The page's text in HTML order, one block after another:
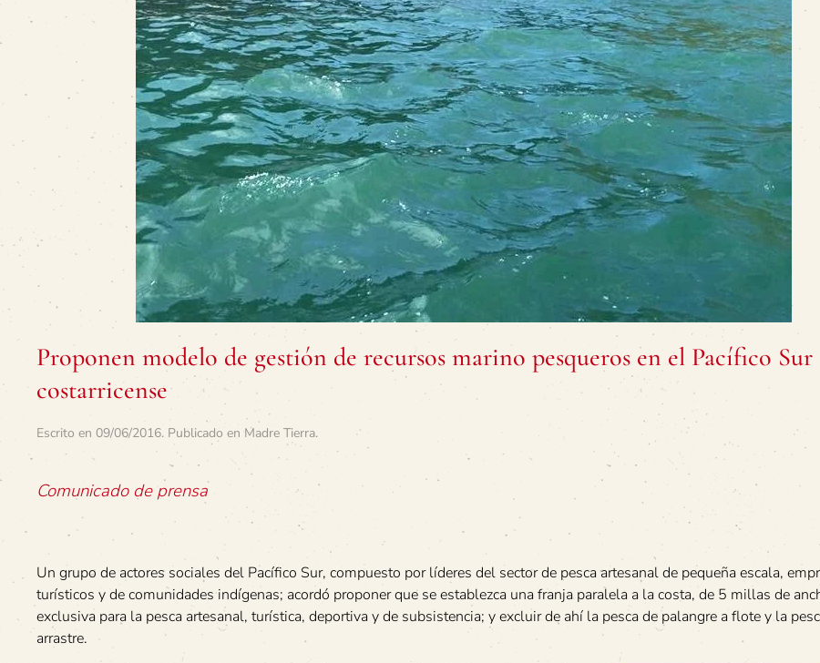
Proponen modelo de gestión de recursos marino pesqueros en el Pacífico Sur
costarricense
Escrito en 09/06/2016. Publicado en Madre Tierra.
Comunicado de prensa
Un grupo de actores sociales del Pacífico Sur, compuesto por líderes del sector de pesca artesanal de pequeña escala,
turísticos y de comunidades indígenas; acordó proponer que se establezca una franja paralela a la costa, de 5 millas de
exclusiva para la pesca artesanal, turística, deportiva y de subsistencia; y excluir de ahí la pesca de palangre a flote y la
arrastre.